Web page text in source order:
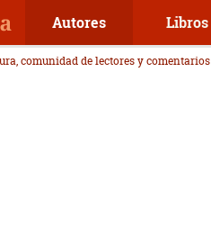
Autores Libros
comunidad de lectores y